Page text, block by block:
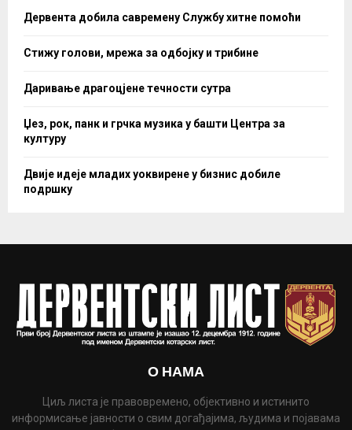
Дервента добила савремену Службу хитне помоћи
Стижу голови, мрежа за одбојку и трибине
Даривање драгоцјене течности сутра
Џез, рок, панк и грчка музика у башти Центра за
културу
Двије идеје младих уоквирене у бизнис добиле
подршку
О НАМА
Циљ листа је правовремено, објективно и истинито
информисање јавности о свим догађајима, људима и појавама